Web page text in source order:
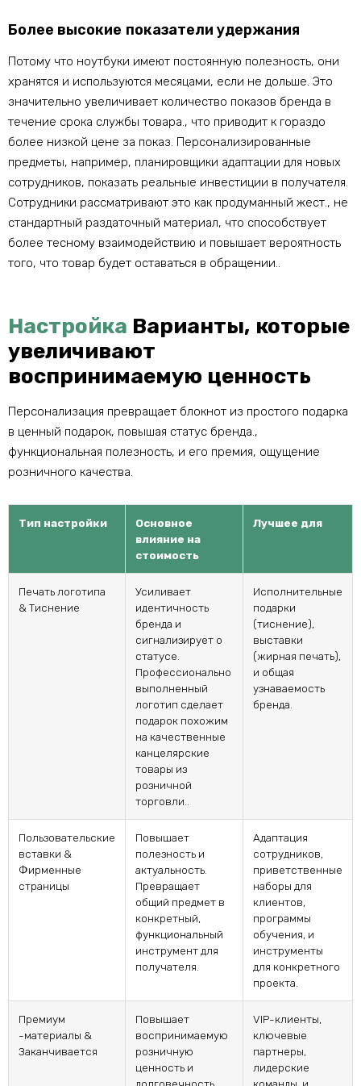
Более высокие показатели удержания
Потому что ноутбуки имеют постоянную полезность, они
хранятся и используются месяцами, если не дольше. Это
значительно увеличивает количество показов бренда в
течение срока службы товара., что приводит к гораздо
более низкой цене за показ. Персонализированные
предметы, например, планировщики адаптации для новых
сотрудников, показать реальные инвестиции в получателя.
Сотрудники рассматривают это как продуманный жест., не
стандартный раздаточный материал, что способствует
более тесному взаимодействию и повышает вероятность
того, что товар будет оставаться в обращении..
Настройка Варианты, которые
увеличивают
воспринимаемую ценность
Персонализация превращает блокнот из простого подарка
в ценный подарок, повышая статус бренда.,
функциональная полезность, и его премия, ощущение
розничного качества.
Тип настройки
Основное
влияние на
стоимость
Лучшее для
Печать логотипа
& Тиснение
Усиливает
идентичность
бренда и
сигнализирует о
статусе.
Профессионально
выполненный
логотип сделает
подарок похожим
на качественные
канцелярские
товары из
розничной
торговли..
Исполнительные
подарки
(тиснение),
выставки
(жирная печать),
и общая
узнаваемость
бренда.
Пользовательские
вставки &
Фирменные
страницы
Повышает
полезность и
актуальность.
Превращает
общий предмет в
конкретный,
функциональный
инструмент для
получателя.
Адаптация
сотрудников,
приветственные
наборы для
клиентов,
программы
обучения, и
инструменты
для конкретного
проекта.
Премиум
-материалы &
Заканчивается
Повышает
воспринимаемую
розничную
ценность и
долговечность.
VIP-клиенты,
ключевые
партнеры,
лидерские
команды, и